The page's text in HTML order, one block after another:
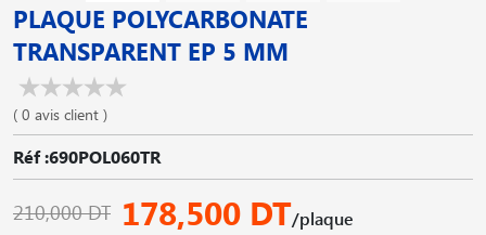
PLAQUE POLYCARBONATE
TRANSPARENT EP 5 MM
( 0 avis client )
Réf :690POL060TR
210,000 DT 178,500 DT/plaque